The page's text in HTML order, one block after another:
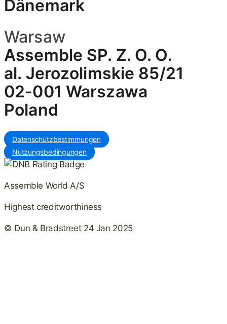
Dänemark
Warsaw
Assemble SP. Z. O. O.
al. Jerozolimskie 85/21
02-001 Warszawa
Poland
Datenschutzbestimmungen
Nutzungsbedingungen
Assemble World A/S
Highest creditworthiness
© Dun & Bradstreet 24 Jan 2025